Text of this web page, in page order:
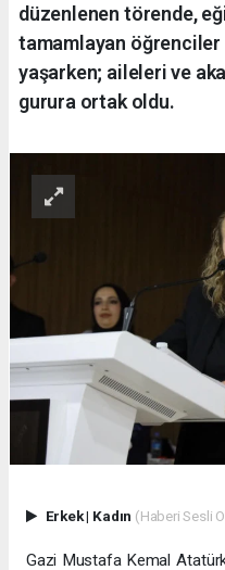
düzenlenen törende,
tamamlayan
yaşarken; aileleri ve
gurura ortak oldu.
Erkek| Kadın (Haberi Sesli
Gazi Mustafa Kemal